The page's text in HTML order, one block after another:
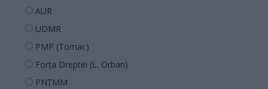
AUR
UDMR
PMP (Tomac)
Forța Dreptei (L. Orban)
PNȚMM